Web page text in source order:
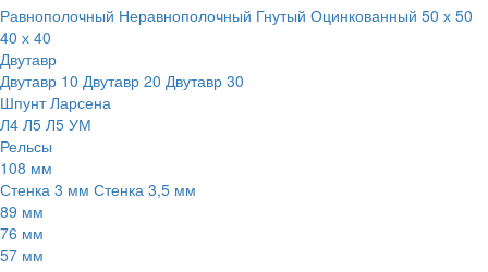
Равнополочный Неравнополочный Гнутый Оцинкованный 50 х 50
40 х 40
Двутавр
Двутавр 10 Двутавр 20 Двутавр 30
Шпунт Ларсена
Л4 Л5 Л5 УМ
Рельсы
108 мм
Стенка 3 мм Стенка 3,5 мм
89 мм
76 мм
57 мм